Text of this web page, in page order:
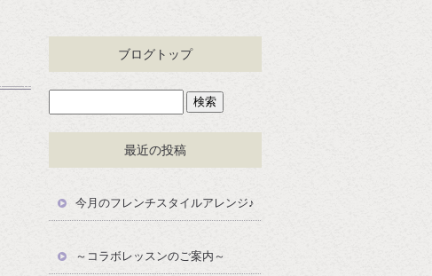
ブログトップ
最近の投稿
今月のフレンチスタイルアレンジ♪
～コラボレッスンのご案内～